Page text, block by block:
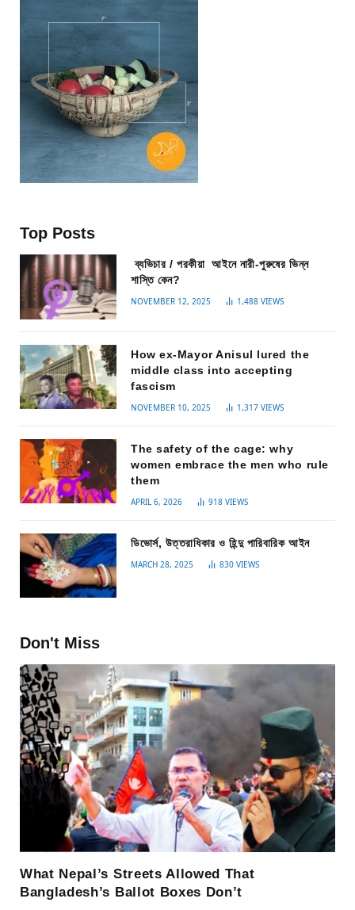
Top Posts
ব্যভিচার / পরকীয়া আইনে নারী-পুরুষের ভিন্ন
শাস্তি কেন?
NOVEMBER 12, 2025 1,488 VIEWS
How ex-Mayor Anisul lured the
middle class into accepting
fascism
NOVEMBER 10, 2025 1,317 VIEWS
The safety of the cage: why
women embrace the men who rule
them
APRIL 6, 2026 918 VIEWS
ডিভোর্স, উত্তরাধিকার ও হিন্দু পারিবারিক আইন
MARCH 28, 2025 830 VIEWS
Don't Miss
What Nepal’s Streets Allowed That
Bangladesh’s Ballot Boxes Don’t